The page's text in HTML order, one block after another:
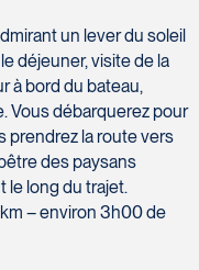
un lever du soleil
déjeuner, visite de la
à bord du bateau,
Vous débarquerez pour
prendrez la route vers
des paysans
le long du trajet.
– environ 3h00 de